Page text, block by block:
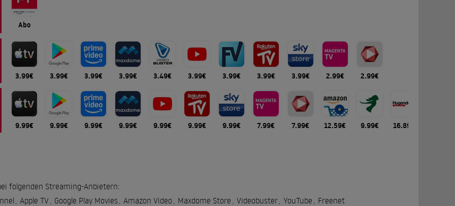
Abo
3.99€ 3.99€ 3.99€ 3.99€ 3.49€ 3.99€ 3.99€ 3.99€ 3.99€ 2.99€ 2.99€
9.99€ 9.99€ 9.99€ 9.99€ 9.99€ 9.99€ 9.99€ 7.99€ 7.99€ 12.59€ 9.99€ 16.89€
folgenden Streaming-Anbietern:
Apple TV Google Play Movies Amazon Video Maxdome Store Videobuster YouTube
Freenet